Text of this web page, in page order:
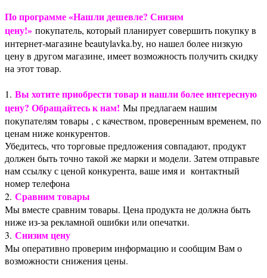
По программе «Нашли дешевле? Снизим
цену!» покупатель, который планирует совершить покупку в
интернет-магазине beautylavka.by, но нашел более низкую
цену в другом магазине, имеет возможность получить скидку
на этот товар.
1. Вы хотите приобрести товар и нашли более интересную
цену? Обращайтесь к нам! Мы предлагаем нашим
покупателям товары , с качеством, проверенным временем, по
ценам ниже конкурентов.
Убедитесь, что торговые предложения совпадают, продукт
должен быть точно такой же марки и модели. Затем отправьте
нам ссылку с ценой конкурента, ваше имя и контактный
номер телефона
2. Сравним товары
Мы вместе сравним товары. Цена продукта не должна быть
ниже из-за рекламной ошибки или опечатки.
3. Снизим цену
Мы оперативно проверим информацию и сообщим Вам о
возможности снижения цены.